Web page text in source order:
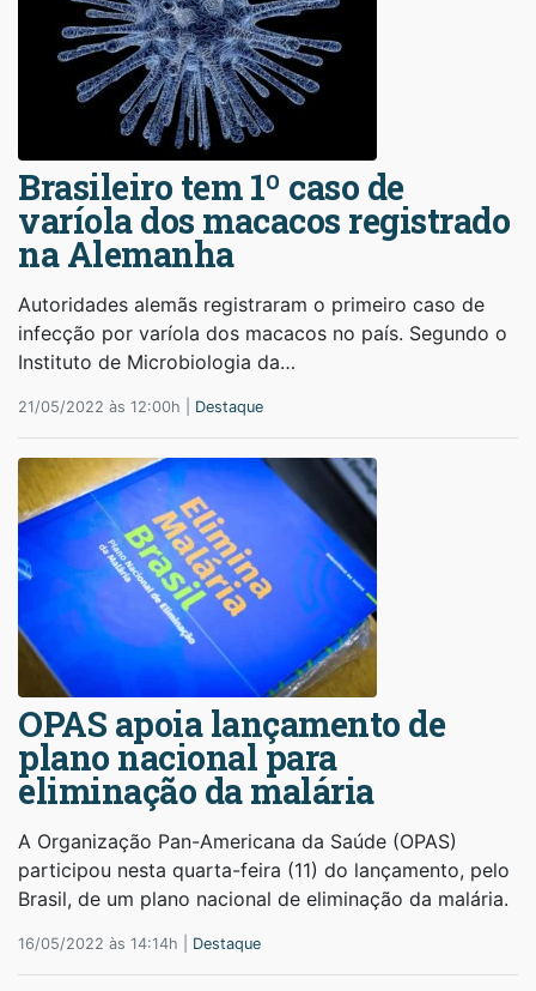
Brasileiro tem 1º caso de
varíola dos macacos registrado
na Alemanha
Autoridades alemãs registraram o primeiro caso de
infecção por varíola dos macacos no país. Segundo o
Instituto de Microbiologia da…
21/05/2022 às 12:00h | Destaque
OPAS apoia lançamento de
plano nacional para
eliminação da malária
A Organização Pan-Americana da Saúde (OPAS)
participou nesta quarta-feira (11) do lançamento, pelo
Brasil, de um plano nacional de eliminação da malária.
16/05/2022 às 14:14h | Destaque